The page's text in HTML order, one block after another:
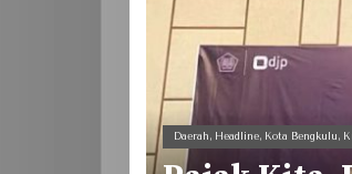
Daerah , Headline, Kota Bengkulu ,